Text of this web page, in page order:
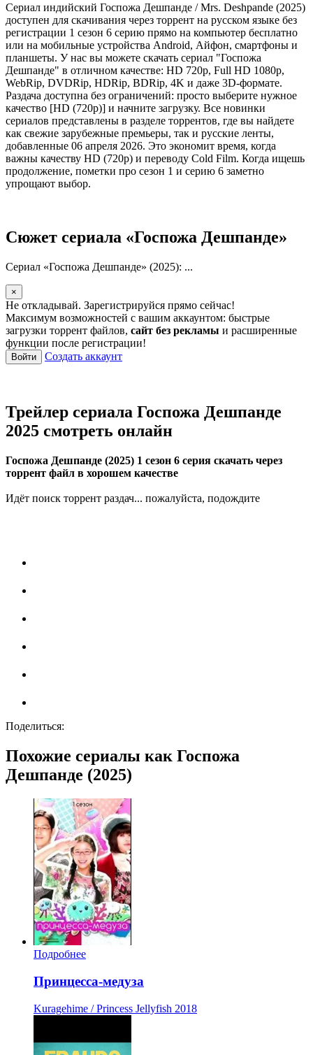
Сериал индийский Госпожа Дешпанде / Mrs. Deshpande (2025)
доступен для скачивания через торрент на русском языке без
регистрации 1 сезон 6 серию прямо на компьютер бесплатно
или на мобильные устройства Android, Айфон, смартфоны и
планшеты. У нас вы можете скачать сериал "Госпожа
Дешпанде" в отличном качестве: HD 720p, Full HD 1080p,
WebRip, DVDRip, HDRip, BDRip, 4K и даже 3D-формате.
Раздача доступна без ограничений: просто выберите нужное
качество [HD (720p)] и начните загрузку. Все новинки
сериалов представлены в разделе торрентов, где вы найдете
как свежие зарубежные премьеры, так и русские ленты,
добавленные 06 апреля 2026. Это экономит время, когда
важны качеству HD (720p) и переводу Cold Film. Когда ищешь
продолжение, пометки про сезон 1 и серию 6 заметно
упрощают выбор.
Сюжет сериала «Госпожа Дешпанде»
Сериал «Госпожа Дешпанде» (2025): ...
×
Не откладывай. Зарегистрируйся прямо сейчас!
Максимум возможностей с вашим аккаунтом: быстрые
загрузки торрент файлов, сайт без рекламы и расширенные
функции после регистрации!
Войти Создать аккаунт
Трейлер сериала Госпожа Дешпанде
2025 смотреть онлайн
Госпожа Дешпанде (2025) 1 сезон 6 серия скачать через
торрент файл в хорошем качестве
Идёт поиск торрент раздач... пожалуйста, подождите
Поделиться:
Похожие сериалы как Госпожа
Дешпанде (2025)
Подробнее
Принцесса-медуза
Kuragehime / Princess Jellyfish 2018